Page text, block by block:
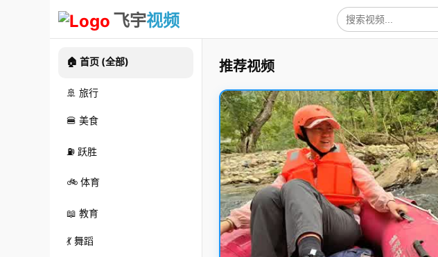
飞宇视频
🏠 首页 (全部)
🚢 旅行
🍔 美食
⛽ 跃胜
🚲 体育
📖 教育
💃 舞蹈
推荐视频